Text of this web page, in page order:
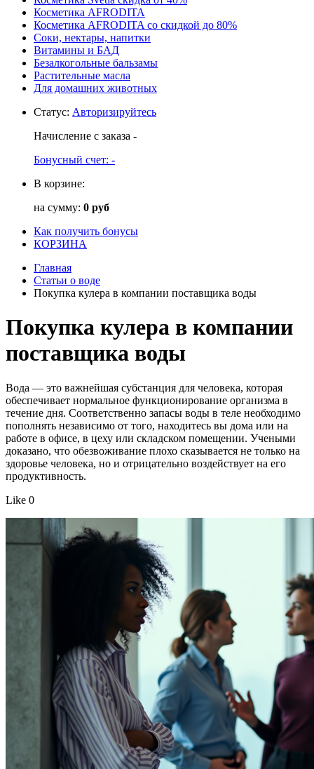
Косметика AFRODITA
Косметика AFRODITA со скидкой до 80%
Соки, нектары, напитки
Витамины и БАД
Безалкогольные бальзамы
Растительные масла
Для домашних животных
Статус: Авторизируйтесь
Начисление с заказа -
Бонусный счет: -
В корзине:
на сумму: 0 руб
Как получить бонусы
КОРЗИНА
Главная
Статьи о воде
Покупка кулера в компании поставщика воды
Покупка кулера в компании
поставщика воды
Вода — это важнейшая субстанция для человека, которая
обеспечивает нормальное функционирование организма в
течение дня. Соответственно запасы воды в теле необходимо
пополнять независимо от того, находитесь вы дома или на
работе в офисе, в цеху или складском помещении. Учеными
доказано, что обезвоживание плохо сказывается не только на
здоровье человека, но и отрицательно воздействует на его
продуктивность.
Like 0